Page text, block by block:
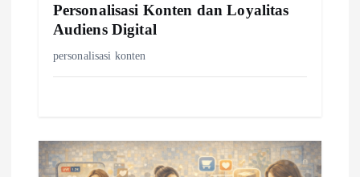
Personalisasi Konten dan Loyalitas
Audiens Digital
personalisasi konten